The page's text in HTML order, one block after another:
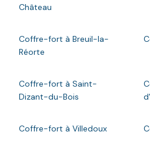
Château
Coffre-fort à Breuil-la-
Réorte
Coffre-fort à Saint-
Dizant-du-Bois
Coffre-fort à Villedoux